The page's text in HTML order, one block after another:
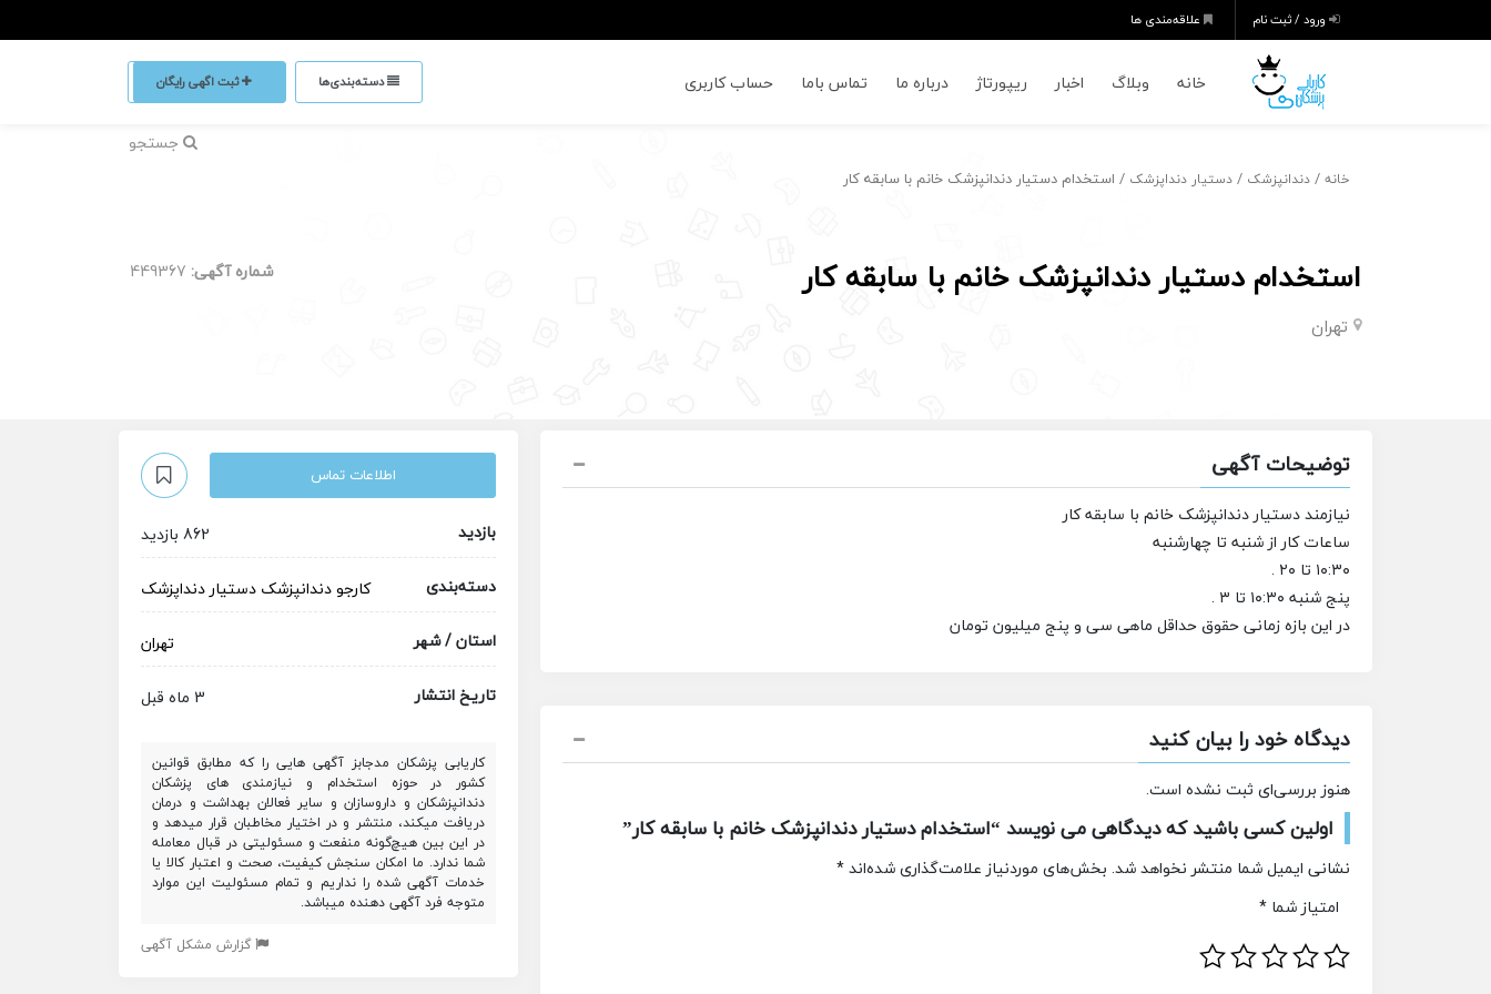
ورود / ثبت نام علاقه‌مندی ها
خانه وبلاگ اخبار ریپورتاژ درباره ما تماس باما حساب کاربری دسته‌بندی‌ها ثبت اگهی رایگان
جستجو
خانه / دندانپزشک / دستیار دنداپزشک / استخدام دستیار دندانپزشک خانم با سابقه کار
استخدام دستیار دندانپزشک خانم با سابقه کار
تهران
شماره آگهی: 449367
توضیحات آگهی
نیازمند دستیار دندانپزشک خانم با سابقه کار
ساعات کار از شنبه تا چهارشنبه
۱۰:۳۰ تا ۲۰ .
پنج شنبه ۱۰:۳۰ تا ۳ .
در این بازه زمانی حقوق حداقل ماهی سی و پنج میلیون تومان
دیدگاه خود را بیان کنید
هنوز بررسی‌ای ثبت نشده است.
اولین کسی باشید که دیدگاهی می نویسد “استخدام دستیار دندانپزشک خانم با سابقه کار”
نشانی ایمیل شما منتشر نخواهد شد. بخش‌های موردنیاز علامت‌گذاری شده‌اند*
امتیاز شما *
اطلاعات تماس
بازدید
862 بازدید
دسته‌بندی
کارجودندانپزشک دستیار دنداپزشک
استان / شهر
تهران
تاریخ انتشار
3 ماه قبل
کاریابی پزشکان مدجابز آگهی هایی را که مطابق قوانین
کشور در حوزه استخدام و نیازمندی های پزشکان
دندانپزشکان و داروسازان و سایر فعالان بهداشت و درمان
دریافت میکند، منتشر و در اختیار مخاطبان قرار میدهد و
در این بین هیچ‌گونه منفعت و مسئولیتی در قبال معامله
شما ندارد. ما امکان سنجش کیفیت، صحت و اعتبار کالا یا
خدمات آگهی شده را نداریم و تمام مسئولیت این موارد
متوجه فرد آگهی دهنده میباشد.
گزارش مشکل آگهی